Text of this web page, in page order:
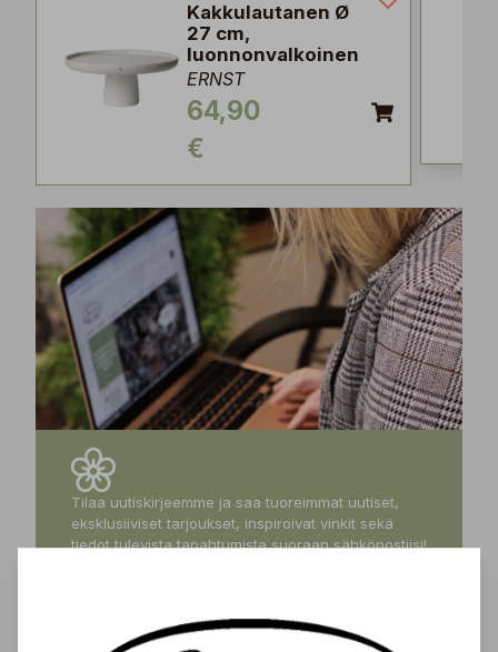
Kakkulautanen Ø
27 cm,
luonnonvalkoinen
ERNST
64,90
€
Tilaa uutiskirjeemme ja saa tuoreimmat uutiset,
eksklusiiviset tarjoukset, inspiroivat vinkit sekä
tiedot tulevista tapahtumista suoraan sähköpostiisi!